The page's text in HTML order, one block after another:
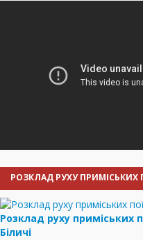
РОЗКЛАД РУХУ ПРИМІСЬКИХ
Розклад руху приміських
Біличі